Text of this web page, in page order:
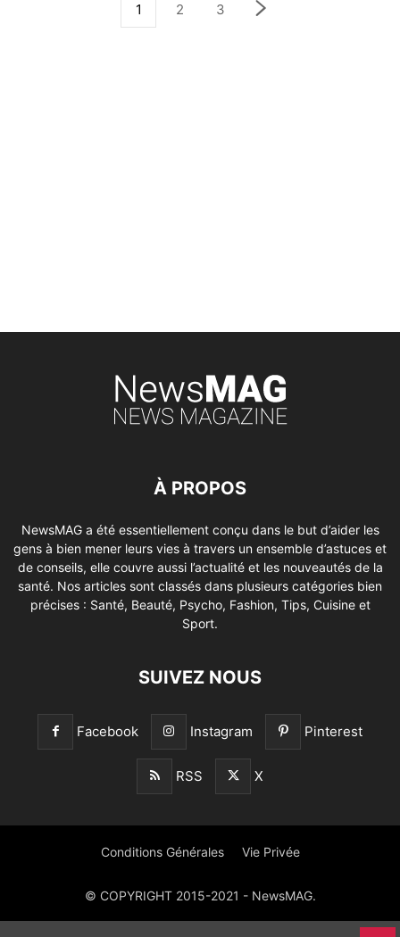
1 2 3
À PROPOS
NewsMAG a été essentiellement conçu dans le but d’aider les
gens à bien mener leurs vies à travers un ensemble d’astuces et
de conseils, elle couvre aussi l’actualité et les nouveautés de la
santé. Nos articles sont classés dans plusieurs catégories bien
précises : Santé, Beauté, Psycho, Fashion, Tips, Cuisine et
Sport.
SUIVEZ NOUS
Facebook Instagram Pinterest
RSS X
Conditions Générales Vie Privée
© COPYRIGHT 2015-2021 - NewsMAG.